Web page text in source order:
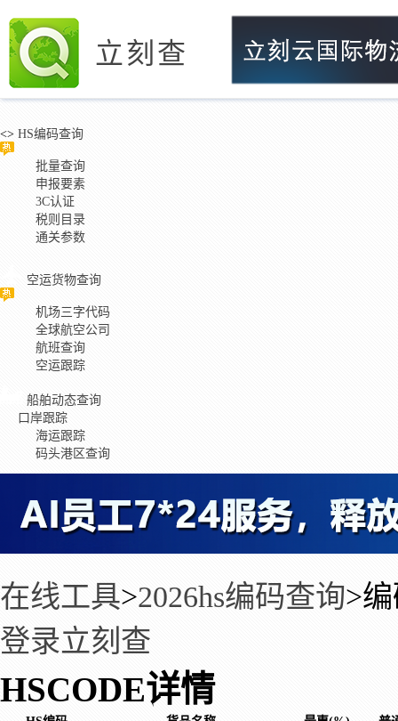
立刻查
<> HS编码查询
批量查询
申报要素
3C认证
税则目录
通关参数
空运货物查询
机场三字代码
全球航空公司
航班查询
空运跟踪
船舶动态查询
口岸跟踪
海运跟踪
码头港区查询
在线工具>2026hs编码查询>
登录立刻查
HSCODE详情